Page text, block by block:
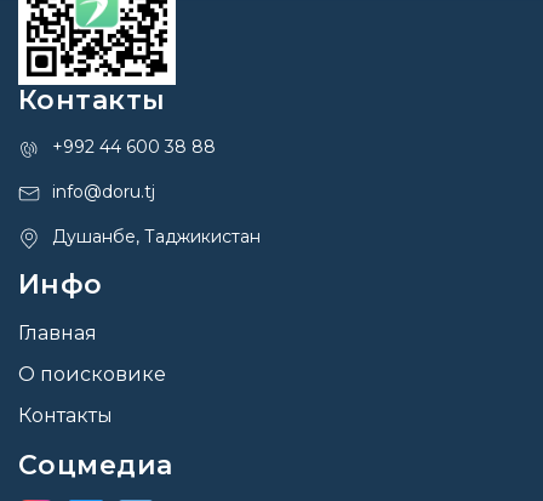
Контакты
+992 44 600 38 88
info@doru.tj
Душанбе, Таджикистан
Инфо
Главная
О поисковике
Контакты
Соцмедиа